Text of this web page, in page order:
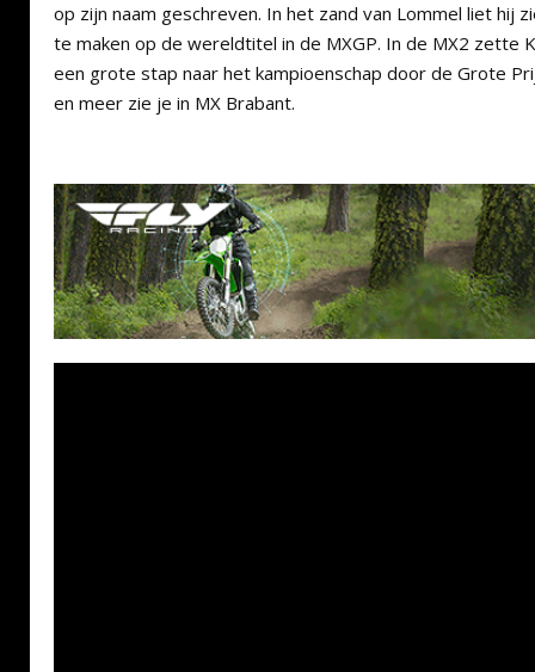
op zijn naam geschreven. In het zand van Lommel liet hij
te maken op de wereldtitel in de MXGP. In de MX2 zette
een grote stap naar het kampioenschap door de Grote
en meer zie je in MX Brabant.